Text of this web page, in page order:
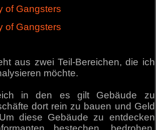
aus zwei Teil-Bereichen, die ich
möchte.
in den es gilt Gebäude zu
dort rein zu bauen und Geld
diese Gebäude zu entdecken